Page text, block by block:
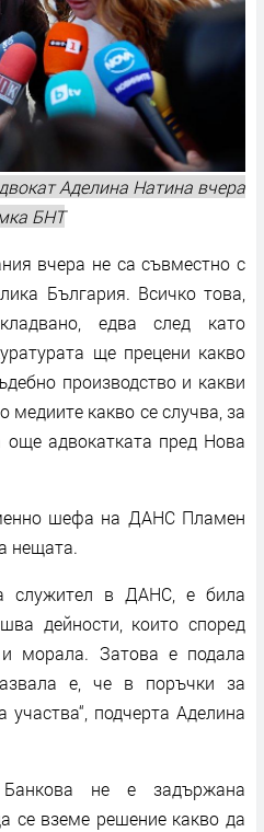
Аделина Натина вчера
БНТ
вчера не са съвместно с
България. Всичко това,
едва след като
ще прецени какво
производство и какви
медиите какво се случва, за
още адвокатката пред Нова
шефа на ДАНС Пламен
нещата.
служител в ДАНС, е била
дейности, които според
морала. Затова е подала
е, че в поръчки за
подчерта Аделина
не е задържана
се вземе решение какво да